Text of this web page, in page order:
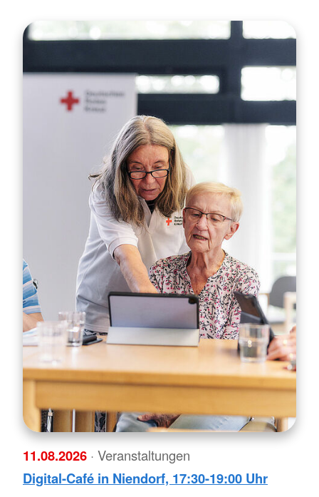
11.08.2026 · Veranstaltungen
Digital-Café in Niendorf, 17:30-19:00 Uhr